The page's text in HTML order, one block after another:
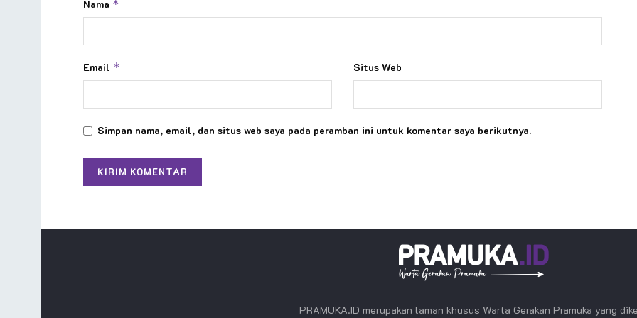
Nama *
Email * Situs Web
Simpan nama, email, dan situs web saya pada peramban ini untuk komentar saya berikutnya.
PRAMUKA.ID merupakan laman khusus Warta Gerakan Pramuka yang